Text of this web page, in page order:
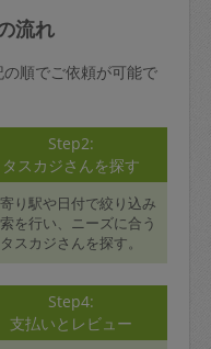
流れ
順でご依頼が可能で
Step2:
タスカジさんを探す
り駅や日付で絞り込み
を行い、ニーズに合う
タスカジさんを探す。
Step4:
支払いとレビュー